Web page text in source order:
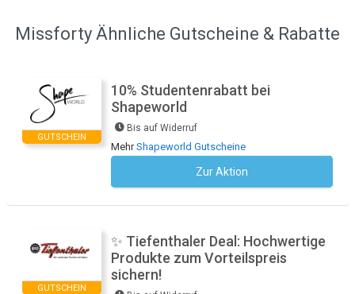
Missforty Ähnliche Gutscheine & Rabatte
GUTSCHEIN
10% Studentenrabatt bei
Shapeworld
Bis auf Widerruf
MehrShapeworld Gutscheine
Zur Aktion
GUTSCHEIN
✨ Tiefenthaler Deal: Hochwertige
Produkte zum Vorteilspreis
sichern!